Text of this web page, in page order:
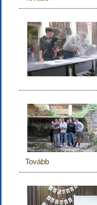
Tovább